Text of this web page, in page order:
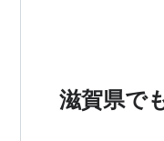
滋賀県で